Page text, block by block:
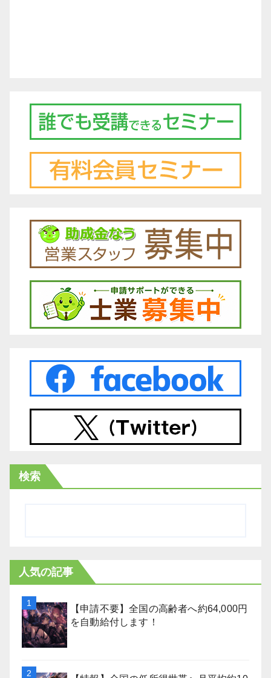
検索
人気の記事
【申請不要】全国の高齢者へ約64,000円
を自動給付します！